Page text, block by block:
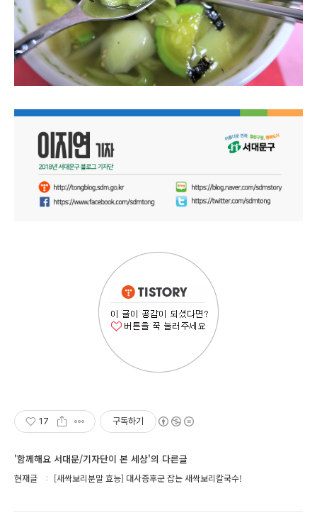
17 구독하기
'함께해요 서대문/기자단이 본 세상'의 다른글
현재글 [새싹보리분말 효능] 대사증후군 잡는 새싹보리칼국수!